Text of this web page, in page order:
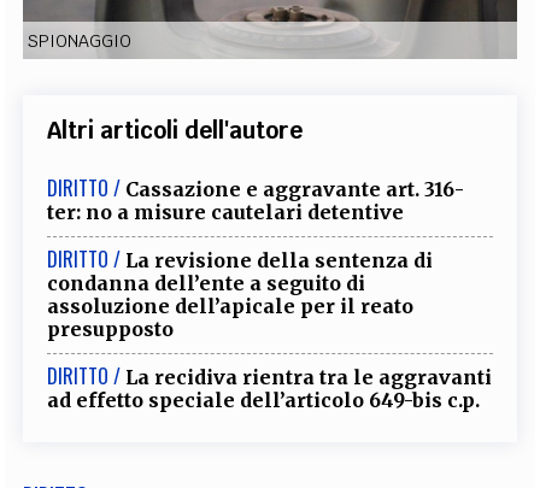
SPIONAGGIO
Altri articoli dell'autore
DIRITTO / Cassazione e aggravante art. 316-
ter: no a misure cautelari detentive
DIRITTO / La revisione della sentenza di
condanna dell’ente a seguito di
assoluzione dell’apicale per il reato
presupposto
DIRITTO / La recidiva rientra tra le aggravanti
ad effetto speciale dell’articolo 649-bis c.p.